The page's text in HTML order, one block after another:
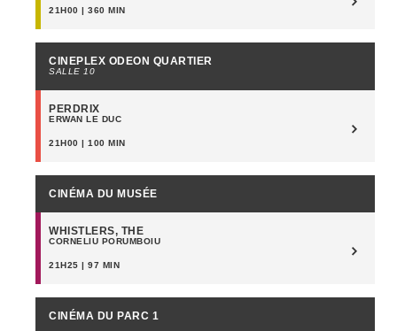
21H00 | 360 MIN
CINEPLEX ODEON QUARTIER
SALLE 10
PERDRIX
ERWAN LE DUC
21H00 | 100 MIN
CINÉMA DU MUSÉE
WHISTLERS, THE
CORNELIU PORUMBOIU
21H25 | 97 MIN
CINÉMA DU PARC 1